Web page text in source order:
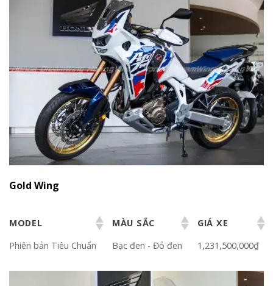
Gold Wing
MODEL MÀU SẮC
GIÁ XE
Phiên bản Tiêu Chuẩn
Bạc đen - Đỏ đen 1,231,500,000₫